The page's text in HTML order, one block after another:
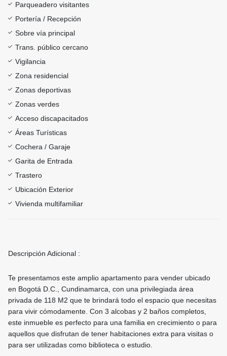
Parqueadero visitantes
Portería / Recepción
Sobre vía principal
Trans. público cercano
Vigilancia
Zona residencial
Zonas deportivas
Zonas verdes
Acceso discapacitados
Áreas Turísticas
Cochera / Garaje
Garita de Entrada
Trastero
Ubicación Exterior
Vivienda multifamiliar
Descripción Adicional :
Te presentamos este amplio apartamento para vender ubicado
en Bogotá D.C., Cundinamarca, con una privilegiada área
privada de 118 M2 que te brindará todo el espacio que necesitas
para vivir cómodamente. Con 3 alcobas y 2 baños completos,
este inmueble es perfecto para una familia en crecimiento o para
aquellos que disfrutan de tener habitaciones extra para visitas o
para ser utilizadas como biblioteca o estudio.